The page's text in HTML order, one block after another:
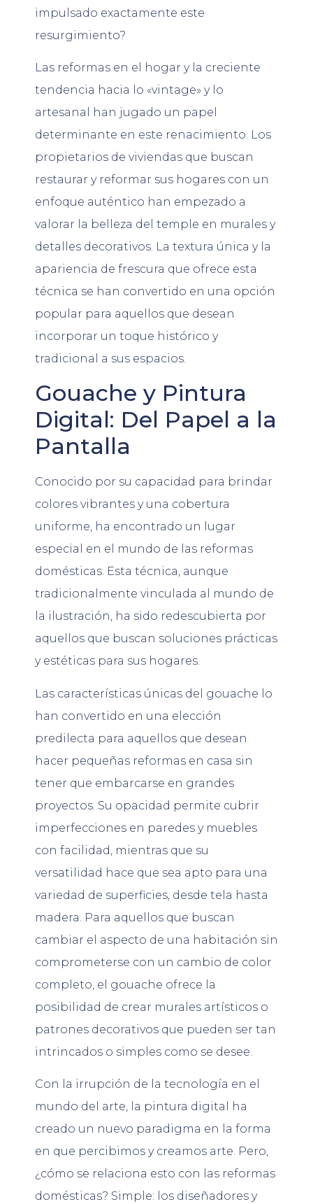
impulsado exactamente este
resurgimiento?
Las reformas en el hogar y la creciente
tendencia hacia lo «vintage» y lo
artesanal han jugado un papel
determinante en este renacimiento. Los
propietarios de viviendas que buscan
restaurar y reformar sus hogares con un
enfoque auténtico han empezado a
valorar la belleza del temple en murales y
detalles decorativos. La textura única y la
apariencia de frescura que ofrece esta
técnica se han convertido en una opción
popular para aquellos que desean
incorporar un toque histórico y
tradicional a sus espacios.
Gouache y Pintura
Digital: Del Papel a la
Pantalla
Conocido por su capacidad para brindar
colores vibrantes y una cobertura
uniforme, ha encontrado un lugar
especial en el mundo de las reformas
domésticas. Esta técnica, aunque
tradicionalmente vinculada al mundo de
la ilustración, ha sido redescubierta por
aquellos que buscan soluciones prácticas
y estéticas para sus hogares.
Las características únicas del gouache lo
han convertido en una elección
predilecta para aquellos que desean
hacer pequeñas reformas en casa sin
tener que embarcarse en grandes
proyectos. Su opacidad permite cubrir
imperfecciones en paredes y muebles
con facilidad, mientras que su
versatilidad hace que sea apto para una
variedad de superficies, desde tela hasta
madera. Para aquellos que buscan
cambiar el aspecto de una habitación sin
comprometerse con un cambio de color
completo, el gouache ofrece la
posibilidad de crear murales artísticos o
patrones decorativos que pueden ser tan
intrincados o simples como se desee.
Con la irrupción de la tecnología en el
mundo del arte, la pintura digital ha
creado un nuevo paradigma en la forma
en que percibimos y creamos arte. Pero,
¿cómo se relaciona esto con las reformas
domésticas? Simple: los diseñadores y